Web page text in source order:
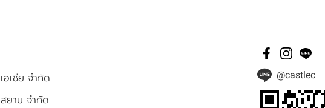
อเชีย จำกัด
ยาม จำกัด
@castlec